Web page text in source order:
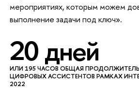
мероприятиях, которым можем
выполнение задачи под ключ».
20 дней
ИЛИ 195 ЧАСОВ ОБЩАЯ
ЦИФРОВЫХ АССИСТЕНТОВ РАМКАХ
2022